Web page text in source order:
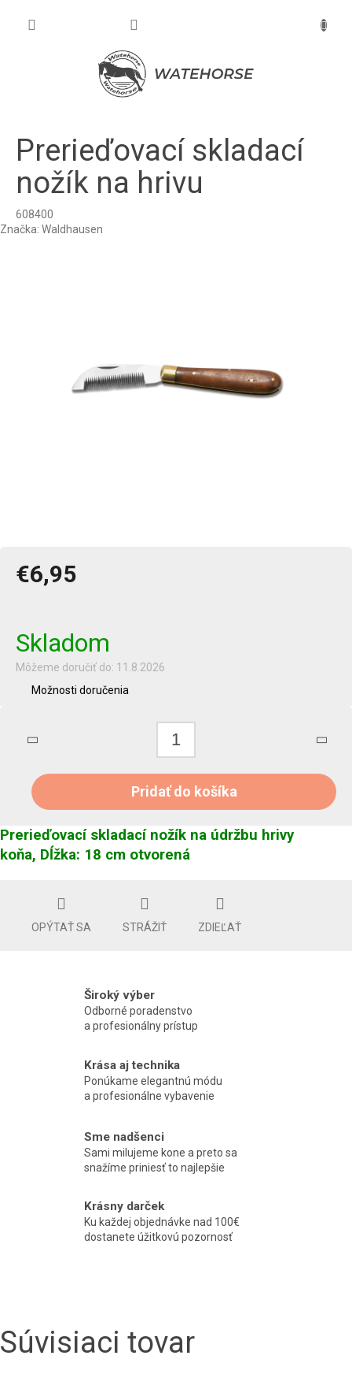
Prerieďovací skladací
nožík na hrivu
608400
Značka: Waldhausen
€6,95
Skladom
Môžeme doručiť do: 11.8.2026
Možnosti doručenia
Pridať do košíka
Prerieďovací skladací nožík na údržbu hrivy
koňa, Dĺžka: 18 cm otvorená
OPÝTAŤ SA STRÁŽIŤ ZDIEĽAŤ
Široký výber
Odborné poradenstvo
a profesionálny prístup
Krása aj technika
Ponúkame elegantnú módu
a profesionálne vybavenie
Sme nadšenci
Sami milujeme kone a preto sa
snažíme priniesť to najlepšie
Krásny darček
Ku každej objednávke nad 100€
dostanete úžitkovú pozornosť
Súvisiaci tovar